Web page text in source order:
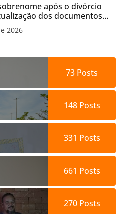
após o divórcio
dos documentos
evitar transtornos
2026
73 Posts
148Posts
331 Posts
661 Posts
270Posts